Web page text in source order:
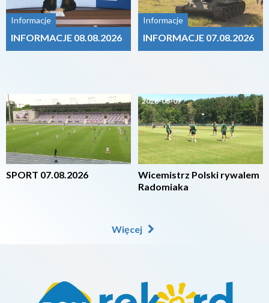
Informacje
INFORMACJE 08.08.2026
2026-08-07
SPORT 07.08.2026
Informacje
INFORMACJE 07.08.2026
2026-08-07
Wicemistrz Polski rywalem
Radomiaka
Więcej